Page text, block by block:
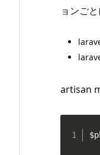
ョンご
artisan